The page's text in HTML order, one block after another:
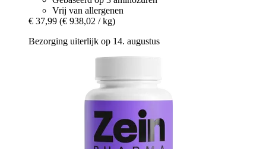
Vrij van allergenen
€ 37,99 (€ 938,02 / kg)
Bezorging uiterlijk op 14. augustus